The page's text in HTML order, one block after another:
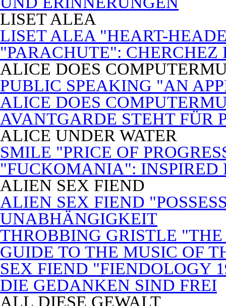
LISET ALEA
LISET ALEA "HEART-
"PARACHUTE": CHERCHEZ
ALICE DOES
PUBLIC SPEAKING "AN
ALICE DOES
AVANTGARDE STEHT FÜR
ALICE UNDER WATER
SMILE "PRICE OF
"FUCKOMANIA": INSPIRED
ALIEN SEX FIEND
ALIEN SEX FIEND
UNABHÄNGIGKEIT
THROBBING GRISTLE
GUIDE TO THE MUSIC OF
SEX FIEND "FIENDOLOGY
DIE GEDANKEN SIND FREI
ALL DIESE GEWALT